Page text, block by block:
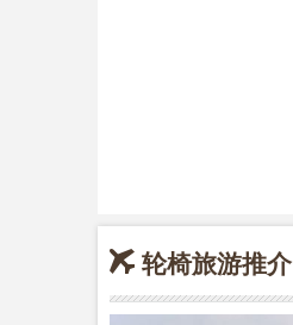
轮椅旅游推介